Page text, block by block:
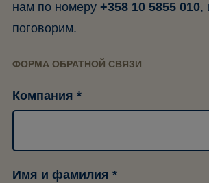
нам по номеру +358 10 5855 010,
поговорим.
ФОРМА ОБРАТНОЙ СВЯЗИ
Компания
Имя и фамилия